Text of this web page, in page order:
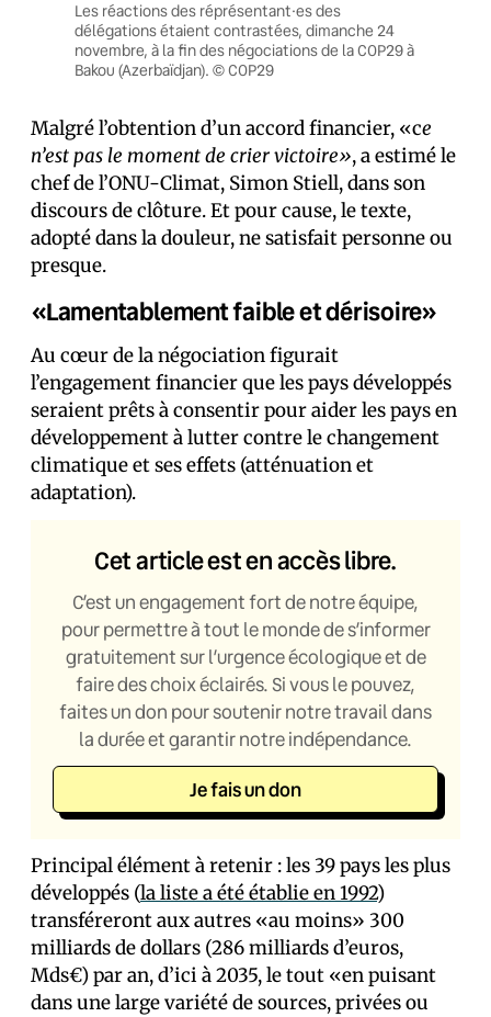
Les réactions des réprésentant·es des
délégations étaient contrastées, dimanche 24
novembre, à la fin des négociations de la COP29 à
Bakou (Azerbaïdjan). © COP29
Malgré l’obtention d’un accord financier, «ce
n’est pas le moment de crier victoire», a estimé le
chef de l’ONU-Climat, Simon Stiell, dans son
discours de clôture. Et pour cause, le texte,
adopté dans la douleur, ne satisfait personne ou
presque.
«Lamentablement faible et dérisoire»
Au cœur de la négociation figurait
l’engagement financier que les pays développés
seraient prêts à consentir pour aider les pays en
développement à lutter contre le changement
climatique et ses effets (atténuation et
adaptation).
Cet article est en accès libre.
C’est un engagement fort de notre équipe,
pour permettre à tout le monde de s’informer
gratuitement sur l’urgence écologique et de
faire des choix éclairés. Si vous le pouvez,
faites un don pour soutenir notre travail dans
la durée et garantir notre indépendance.
Je fais un don
Principal élément à retenir : les 39 pays les plus
développés (la liste a été établie en 1992)
transféreront aux autres «au moins» 300
milliards de dollars (286 milliards d’euros,
Mds€) par an, d’ici à 2035, le tout «en puisant
dans une large variété de sources, privées ou